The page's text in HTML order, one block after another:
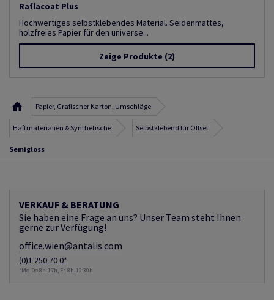
Raflacoat Plus
Hochwertiges selbstklebendes Material. Seidenmattes,
holzfreies Papier für den universe...
Zeige Produkte (2)
Papier, Grafischer Karton, Umschläge
Haftmaterialien & Synthetische Selbstklebend für Offset
Semigloss
VERKAUF & BERATUNG
Sie haben eine Frage an uns? Unser Team steht Ihnen
gerne zur Verfügung!
office.wien@antalis.com
(0)1 250 70 0*
*Mo-Do 8h-17h, Fr. 8h-12:30h